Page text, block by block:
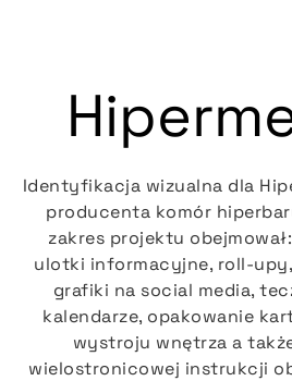
Identyfikacja wizualna dla
producenta komór
zakres projektu
ulotki informacyjne, roll-
grafiki na social media,
kalendarze, opakowanie
wystroju wnętrza a
wielostronicowej instrukcji